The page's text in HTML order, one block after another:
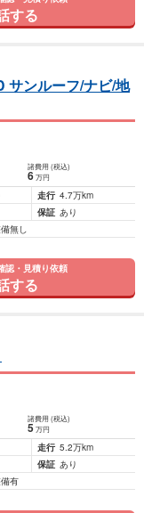
する
サンルーフ/ナビ/地
諸費用 (税込)
6 万円
走行 4.7万km
保証 あり
無し
認・見積り依頼
する
諸費用 (税込)
5 万円
走行 5.2万km
保証 あり
有